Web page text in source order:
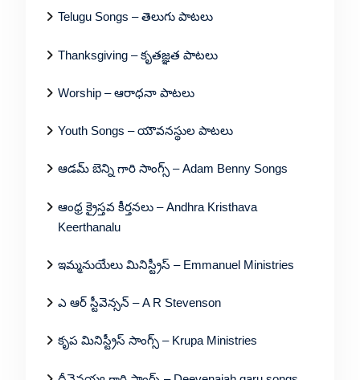
Telugu Songs – తెలుగు పాటలు
Thanksgiving – కృతజ్ఞత పాటలు
Worship – ఆరాధనా పాటలు
Youth Songs – యౌవనస్థుల పాటలు
ఆడమ్ బెన్ని గారి సాంగ్స్ – Adam Benny Songs
ఆంధ్ర క్రైస్తవ కీర్తనలు – Andhra Kristhava
Keerthanalu
ఇమ్మనుయేలు మినిస్ట్రీస్ – Emmanuel Ministries
ఎ ఆర్ స్టీవెన్సన్ – A R Stevenson
కృప మినిస్ట్రీస్ సాంగ్స్ – Krupa Ministries